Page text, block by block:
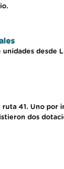
desde
41. Uno por
dos